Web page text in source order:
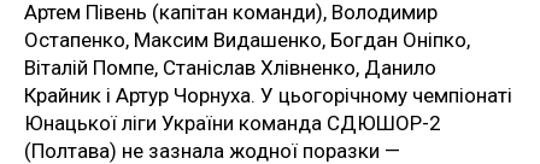
Артем Півень (капітан команди), Володимир
Остапенко, Максим Видашенко, Богдан Оніпко,
Віталій Помпе, Станіслав Хлівненко, Данило
Крайник і Артур Чорнуха. У цьогорічному чемпіонаті
Юнацької ліги України команда СДЮШОР-2
(Полтава) не зазнала жодної поразки —